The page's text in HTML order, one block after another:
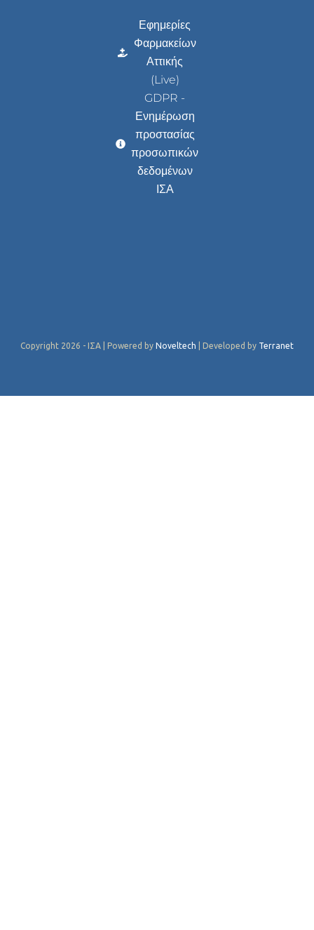
Εφημερίες
Φαρμακείων
Αττικής
(Live)
GDPR -
Ενημέρωση
προστασίας
προσωπικών
δεδομένων
ΙΣΑ
Copyright 2026 - ΙΣΑ | Powered by Noveltech | Developed by Terranet